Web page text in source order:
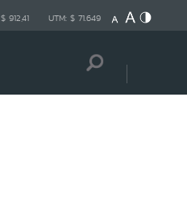
$ 912,41 UTM: $ 71.649